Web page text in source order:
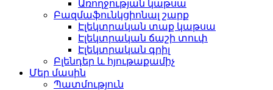
Առողջության կաթսա
Բազմաֆունկցիոնալ շարք
Էլեկտրական տաք կաթսա
Էլեկտրական ճաշի տուփ
Էլեկտրական գրիլ
Բլենդեր և հյութաքամիչ
Մեր մասին
Պատմություն